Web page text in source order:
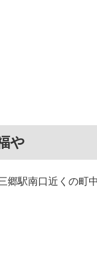
や
郷駅南口近くの町中